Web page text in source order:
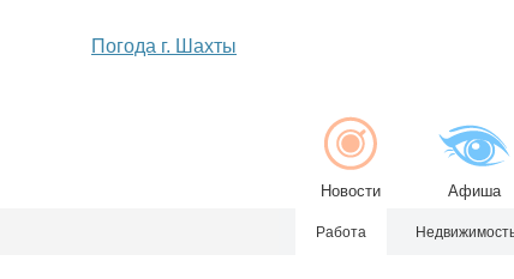
Погода г. Шахты
Новости Афиша
Работа